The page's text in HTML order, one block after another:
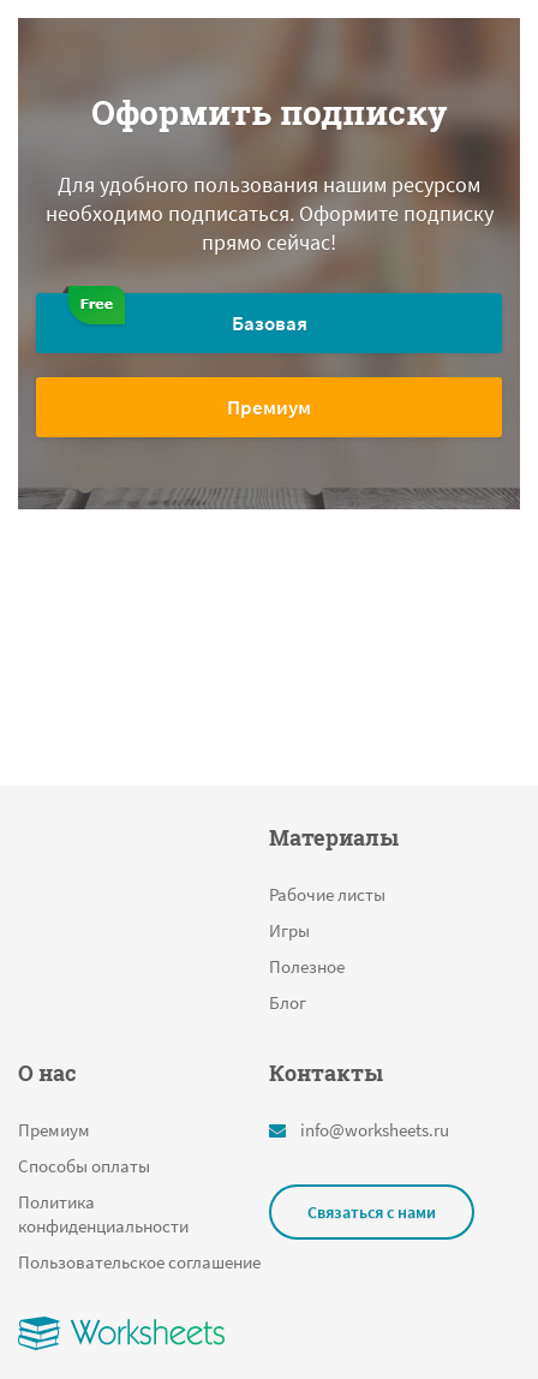
Оформить подписку
Для удобного пользования нашим ресурсом
необходимо подписаться.Оформите подписку
прямо сейчас!
Базовая
Премиум
Материалы
Рабочие листы
Игры
Полезное
Блог
О нас
Премиум
Способы оплаты
Политика
конфиденциальности
Пользовательское соглашение
Контакты
info@worksheets.ru
Связаться с нами